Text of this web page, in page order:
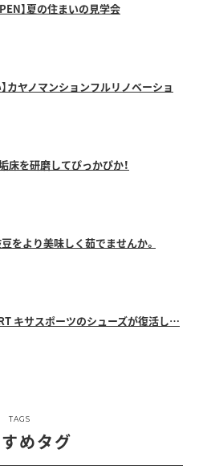
】夏の住まいの見学会
】カヤノマンションフルリノベーショ
床を研磨してぴっかぴか！
をより美味しく茹でませんか。
キサスポーツのシューズが復活し…
TAGS
めタグ